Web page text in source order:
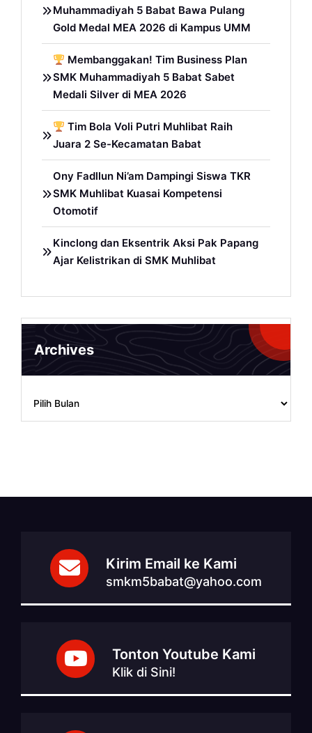
Muhammadiyah 5 Babat Bawa Pulang
Gold Medal MEA 2026 di Kampus UMM
Membanggakan! Tim Business Plan
SMK Muhammadiyah 5 Babat Sabet
Medali Silver di MEA 2026
Tim Bola Voli Putri Muhlibat Raih
Juara 2 Se-Kecamatan Babat
Ony Fadllun Ni’am Dampingi Siswa TKR
SMK Muhlibat Kuasai Kompetensi
Otomotif
Kinclong dan Eksentrik Aksi Pak Papang
Ajar Kelistrikan di SMK Muhlibat
Archives
Kirim Email ke Kami
smkm5babat@yahoo.com
Tonton Youtube Kami
Klik di Sini!